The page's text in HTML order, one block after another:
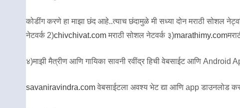
कोडींग करणे हा माझा छंद आहे..त्याच छंदामुळे मी सध्या दोन मराठी सोशल
नेटवर्क 2)chivchivat.com मराठी सोशल नेटवर्क ३)marathimy.com
४)माझी मैत्रीण आणि गायिका सावनी रवींद्र हिची वेबसाईट आणि Android
savaniravindra.com वेबसाईटला अवश्य भेट द्या आणि app डाउनलोड